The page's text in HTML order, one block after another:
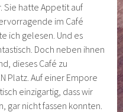
Sie hatte Appetit auf
im Café
ich gelesen. Und es
Doch neben ihnen
dieses Café zu
Platz. Auf einer Empore
einzigartig, dass wir
gar nicht fassen konnten.